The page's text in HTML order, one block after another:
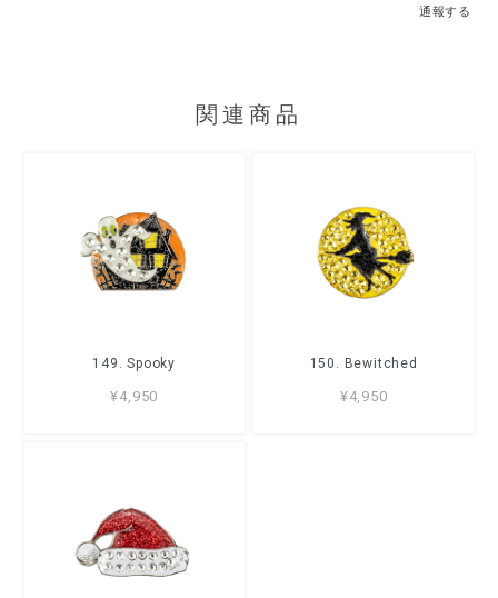
通報する
関連商品
149. Spooky
¥4,950
150. Bewitched
¥4,950